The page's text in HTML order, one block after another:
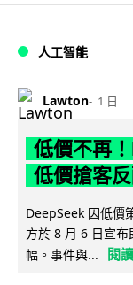
人工智能
Lawton 1 日
低價不再
低價搶客
DeepSeek 因低價
方於 8 月 6 日宣
幅。事件與...
閱